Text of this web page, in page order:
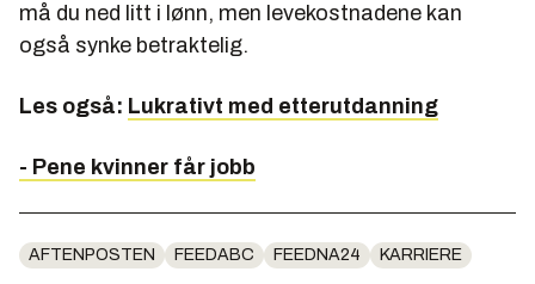
må du ned litt i lønn, men levekostnadene kan
også synke betraktelig.
Les også: Lukrativt med etterutdanning
- Pene kvinner får jobb
AFTENPOSTEN FEEDABC FEEDNA24 KARRIERE